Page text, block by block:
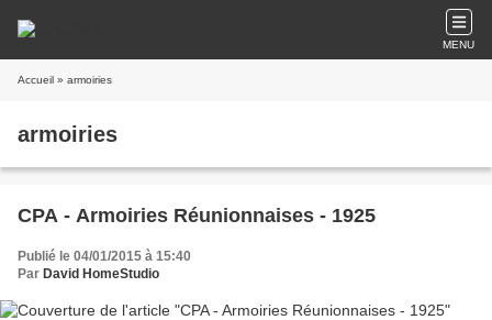
MENU
Accueil » armoiries
armoiries
CPA - Armoiries Réunionnaises - 1925
Publié le 04/01/2015 à 15:40
Par David HomeStudio